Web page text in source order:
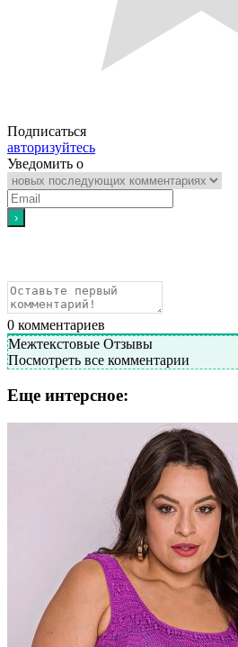
Подписаться
авторизуйтесь
Уведомить о
0 комментариев
Межтекстовые Отзывы
Посмотреть все комментарии
Еще интерсное: